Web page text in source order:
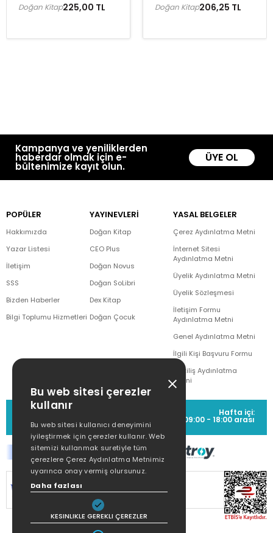
225,00 TL
Doğan Kitap 206,25 TL
Doğan Kitap
Kampanya ve yeniliklerden
haberdar olmak için e-
bültenimize kayıt olun.
ÜYE OL
POPÜLER
Hakkımızda
Yazar Listesi
İletişim
SSS
Bizden Haberler
Bilgi Toplumu Hizmetleri
YAYINEVLERİ
Doğan Kitap
CEO Plus
Doğan Novus
Doğan SoLibri
Dex Kitap
Doğan Çocuk
YASAL BELGELER
Çerez Aydınlatma Metni
İnternet Sitesi
Aydınlatma Metni
Üyelik Aydınlatma Metni
Üyelik Sözleşmesi
İletişim Formu
Aydınlatma Metni
Genel Aydınlatma Metni
İlgili Kişi Başvuru Formu
Çekiliş Aydınlatma
Metni
MÜŞTERİ HİZMETLERİ
(0212) 373 77 00
Hafta içi:
09:00 - 18:00 arası
SİTEMİZ
KORUNMAKTADIR.
Bu web sitesi çerezler
kullanır
Bu web sitesi kullanıcı deneyimini
iyileştirmek için çerezler kullanır. Web
sitemizi kullanmak suretiyle tüm
çerezlere Çerez Aydınlatma Metnimiz
uyarınca onay vermiş olursunuz.
Daha fazlası
KESINLIKLE GEREKLI ÇEREZLER